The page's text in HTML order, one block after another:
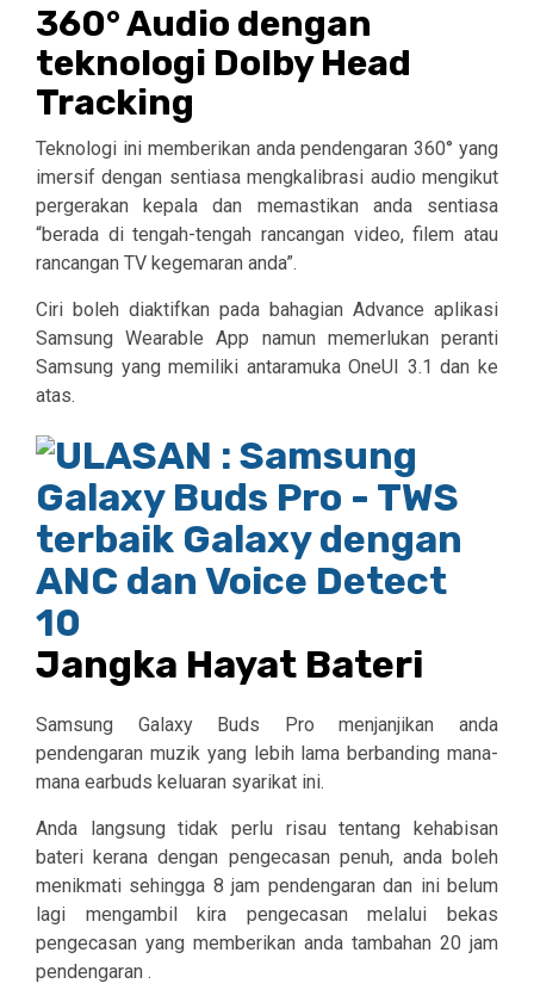
360° Audio dengan
teknologi Dolby Head
Tracking
Teknologi ini memberikan anda pendengaran 360° yang
imersif dengan sentiasa mengkalibrasi audio mengikut
pergerakan kepala dan memastikan anda sentiasa
“berada di tengah-tengah rancangan video, filem atau
rancangan TV kegemaran anda”.
Ciri boleh diaktifkan pada bahagian Advance aplikasi
Samsung Wearable App namun memerlukan peranti
Samsung yang memiliki antaramuka OneUI 3.1 dan ke
atas.
Jangka Hayat Bateri
Samsung Galaxy Buds Pro menjanjikan anda
pendengaran muzik yang lebih lama berbanding mana-
mana earbuds keluaran syarikat ini.
Anda langsung tidak perlu risau tentang kehabisan
bateri kerana dengan pengecasan penuh, anda boleh
menikmati sehingga 8 jam pendengaran dan ini belum
lagi mengambil kira pengecasan melalui bekas
pengecasan yang memberikan anda tambahan 20 jam
pendengaran .